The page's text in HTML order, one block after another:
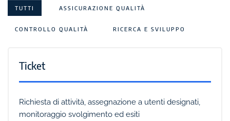
TUTTI ASSICURAZIONE QUALITÀ
CONTROLLO QUALITÀ RICERCA E SVILUPPO
Ticket
Richiesta di attività, assegnazione a utenti designati,
monitoraggio svolgimento ed esiti